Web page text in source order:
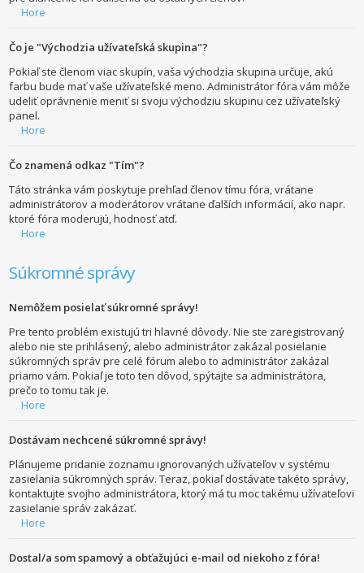
Hore
Čo je "Východzia užívateľská skupina"?
Pokiaľ ste členom viac skupín, vaša východzia skupina určuje, akú
farbu bude mať vaše užívateľské meno. Administrátor fóra vám môže
udeliť oprávnenie meniť si svoju východziu skupinu cez užívateľský
panel.
Hore
Čo znamená odkaz "Tím"?
Táto stránka vám poskytuje prehľad členov tímu fóra, vrátane
administrátorov a moderátorov vrátane ďalších informácií, ako napr.
ktoré fóra moderujú, hodnosť atď.
Hore
Súkromné správy
Nemôžem posielať súkromné správy!
Pre tento problém existujú tri hlavné dôvody. Nie ste zaregistrovaný
alebo nie ste prihlásený, alebo administrátor zakázal posielanie
súkromných správ pre celé fórum alebo to administrátor zakázal
priamo vám. Pokiaľ je toto ten dôvod, spýtajte sa administrátora,
prečo to tomu tak je.
Hore
Dostávam nechcené súkromné správy!
Plánujeme pridanie zoznamu ignorovaných užívateľov v systému
zasielania súkromných správ. Teraz, pokiaľ dostávate takéto správy,
kontaktujte svojho administrátora, ktorý má tu moc takému užívateľovi
zasielanie správ zakázať.
Hore
Dostal/a som spamový a obťažujúci e-mail od niekoho z fóra!